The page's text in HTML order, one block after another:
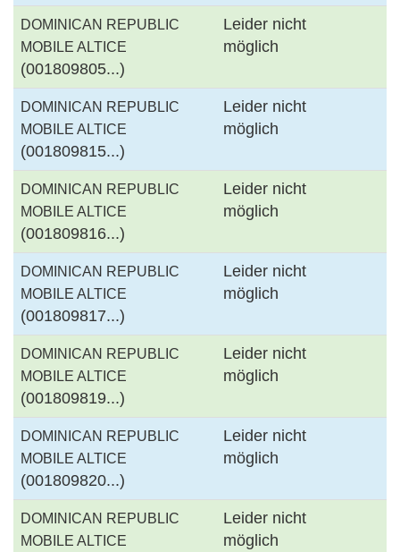
DOMINICAN REPUBLIC
MOBILE ALTICE
(001809805...)
Leider nicht
möglich
DOMINICAN REPUBLIC
MOBILE ALTICE
(001809815...)
Leider nicht
möglich
DOMINICAN REPUBLIC
MOBILE ALTICE
(001809816...)
Leider nicht
möglich
DOMINICAN REPUBLIC
MOBILE ALTICE
(001809817...)
Leider nicht
möglich
DOMINICAN REPUBLIC
MOBILE ALTICE
(001809819...)
Leider nicht
möglich
DOMINICAN REPUBLIC
MOBILE ALTICE
(001809820...)
Leider nicht
möglich
DOMINICAN REPUBLIC
MOBILE ALTICE
Leider nicht
möglich